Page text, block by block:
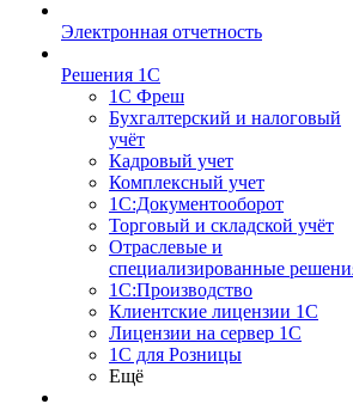
Электронная отчетность
Решения 1С
1С Фреш
Бухгалтерский и налоговый
учёт
Кадровый учет
Комплексный учет
1С:Документооборот
Торговый и складской учёт
Отраслевые и
специализированные
1С:Производство
Клиентские лицензии 1С
Лицензии на сервер 1С
1С для Розницы
Ещё